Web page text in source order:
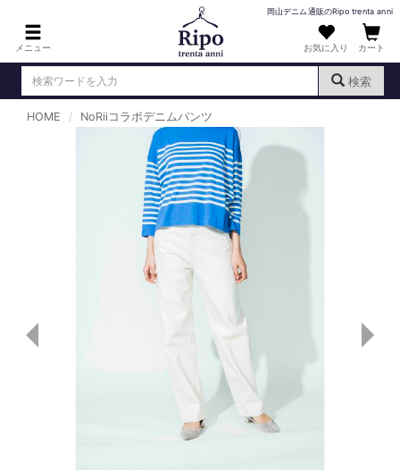
メニュー
岡山デニム通販のRipo trenta anni
お気に入り カート
検索
新規会員登録
DENIM : デニム
PANTS : パンツ
TOPS : トップス
HOME NoRiiコラボデニムパンツ